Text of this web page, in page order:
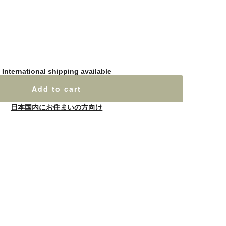
International shipping available
Add to cart
日本国内にお住まいの方向け